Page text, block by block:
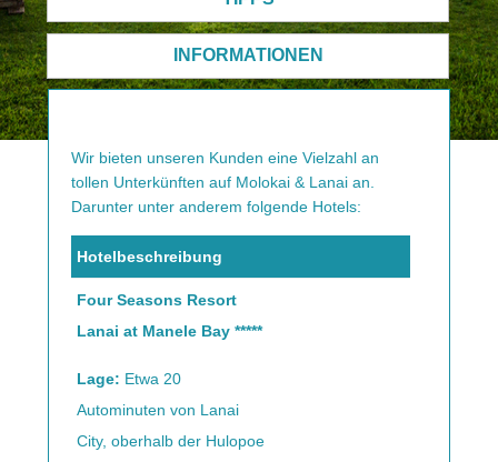
INFORMATIONEN
Wir bieten unseren Kunden eine Vielzahl an
tollen Unterkünften auf Molokai & Lanai an.
Darunter unter anderem folgende Hotels:
Hotelbeschreibung
Four Seasons Resort
Lanai at Manele Bay *****
Lage: Etwa 20
Autominuten von Lanai
City, oberhalb der Hulopoe